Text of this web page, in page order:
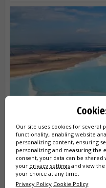
CE SĂ FACI
Descubra como visitar
de algodão» da Turquia!
as minhas dicas práticas
chegar, horários, preço do...
Our site uses cookies for several
functionality, enabling website
personalizing content, ensuring
personalizing and measuring the
consent, your data can be
your privacy settings and view the
your choice at any time.
Privacy Policy Cookie Policy